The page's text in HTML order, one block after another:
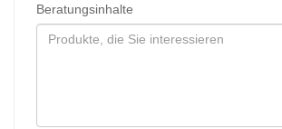
Beratungsinhalte